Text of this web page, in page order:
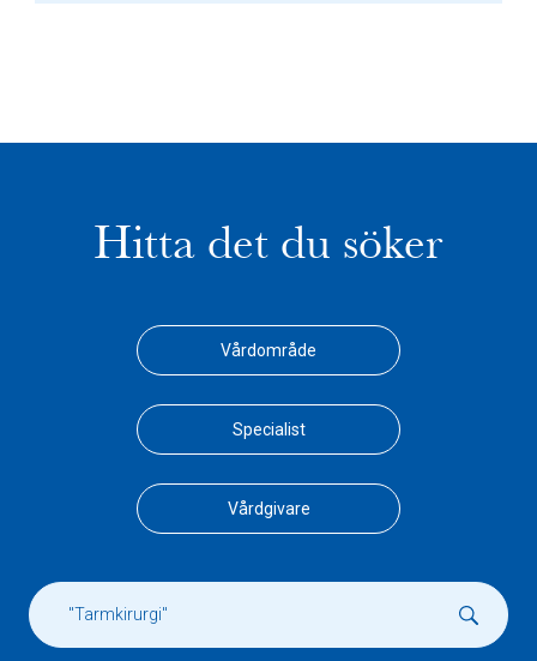
Hitta det du söker
Vårdområde
Specialist
Vårdgivare